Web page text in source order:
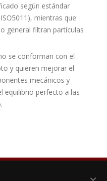
según estándar
mientras que
general filtran partículas
se conforman con el
y quieren mejorar el
mecánicos y
equilibrio perfecto a las